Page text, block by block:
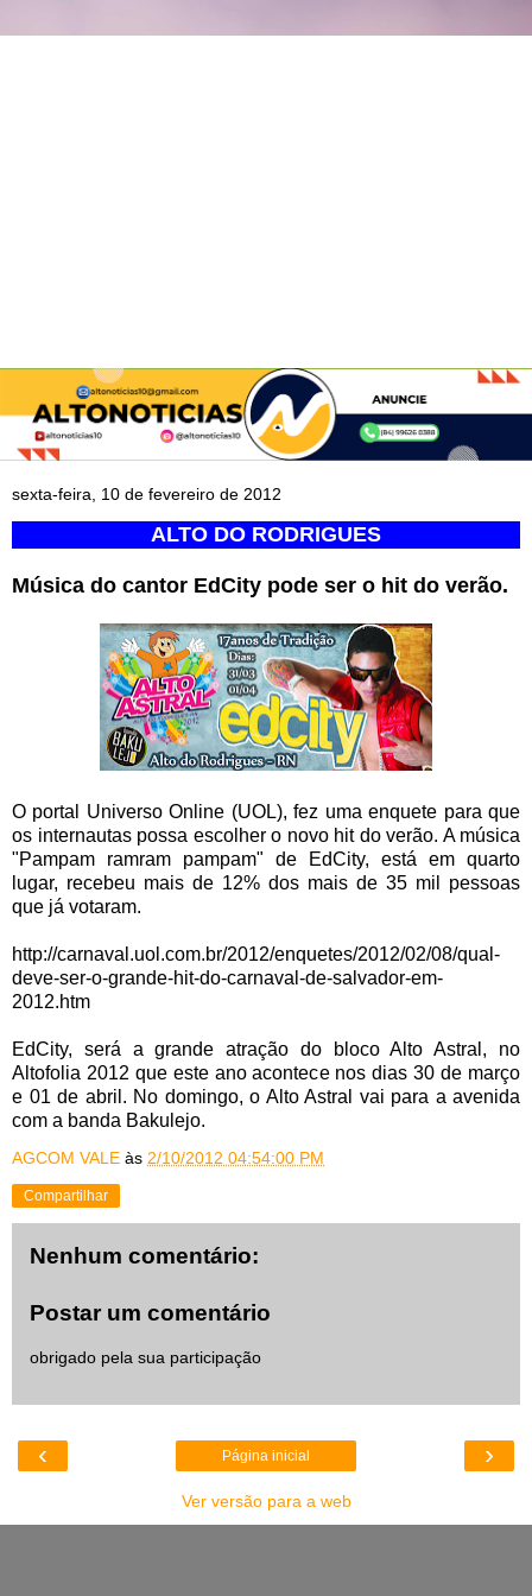
sexta-feira, 10 de fevereiro de 2012
ALTO DO RODRIGUES
Música do cantor EdCity pode ser o hit do verão.
O portal Universo Online (UOL), fez uma enquete para que
os internautas possa escolher o novo hit do verão. A música
"Pampam ramram pampam" de EdCity, está em quarto
lugar, recebeu mais de 12% dos mais de 35 mil pessoas
que já votaram.
http://carnaval.uol.com.br/2012/enquetes/2012/02/08/qual-
deve-ser-o-grande-hit-do-carnaval-de-salvador-em-
2012.htm
EdCity, será a grande atração do bloco Alto Astral, no
Altofolia 2012 que este ano acontece nos dias 30 de março
e 01 de abril. No domingo, o Alto Astral vai para a avenida
com a banda Bakulejo.
AGCOM VALE às 2/10/2012 04:54:00 PM
Compartilhar
Nenhum comentário:
Postar um comentário
obrigado pela sua participação
‹ ›
Página inicial
Ver versão para a web